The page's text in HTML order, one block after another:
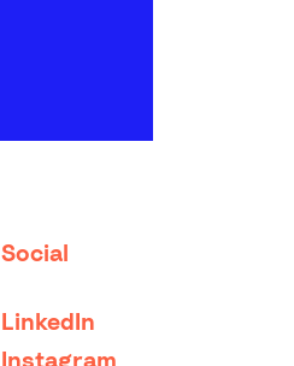
Social
LinkedIn
Instagram